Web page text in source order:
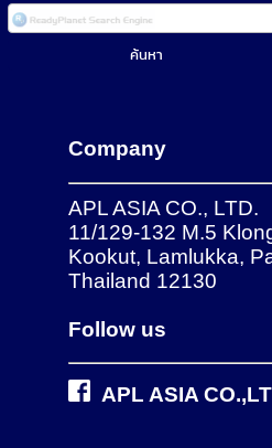
Company
APL ASIA CO., LTD.
11/129-132 M.5
Kookut, Lamlukka,
Thailand 12130
Follow us
APL ASIA